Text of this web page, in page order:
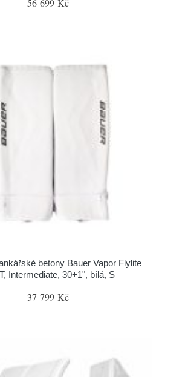
56 699 Kč
betony Bauer Vapor Flylite
Intermediate, 30+1", bílá, S
37 799 Kč